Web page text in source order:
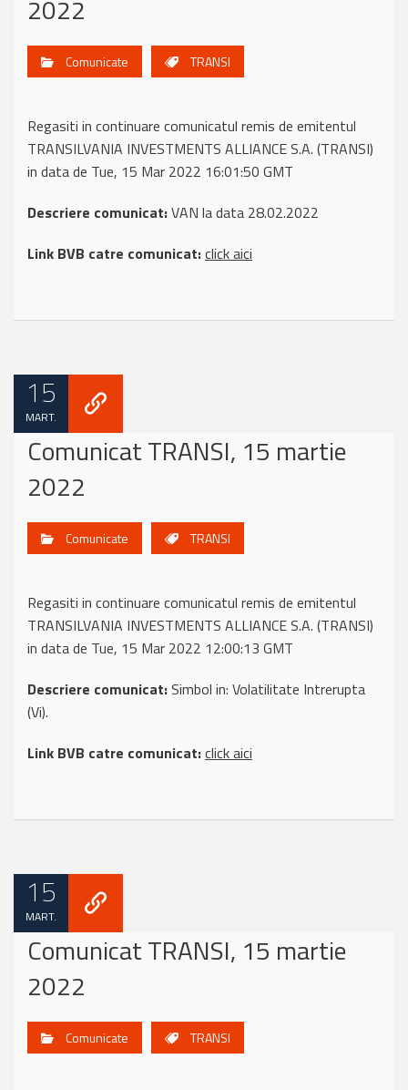
2022
Comunicate TRANSI
Regasiti in continuare comunicatul remis de emitentul
TRANSILVANIA INVESTMENTS ALLIANCE S.A. (TRANSI)
in data de Tue, 15 Mar 2022 16:01:50 GMT
Descriere comunicat:VAN la data 28.02.2022
Link BVB catre comunicat:click aici
15
MART.
Comunicat TRANSI, 15 martie
2022
Comunicate TRANSI
Regasiti in continuare comunicatul remis de emitentul
TRANSILVANIA INVESTMENTS ALLIANCE S.A. (TRANSI)
in data de Tue, 15 Mar 2022 12:00:13 GMT
Descriere comunicat:Simbol in: Volatilitate Intrerupta
(Vi).
Link BVB catre comunicat:click aici
15
MART.
Comunicat TRANSI, 15 martie
2022
Comunicate TRANSI